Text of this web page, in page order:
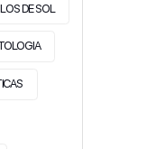
DE SOL